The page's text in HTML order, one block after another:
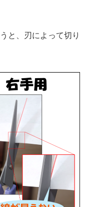
と、刃によって切り